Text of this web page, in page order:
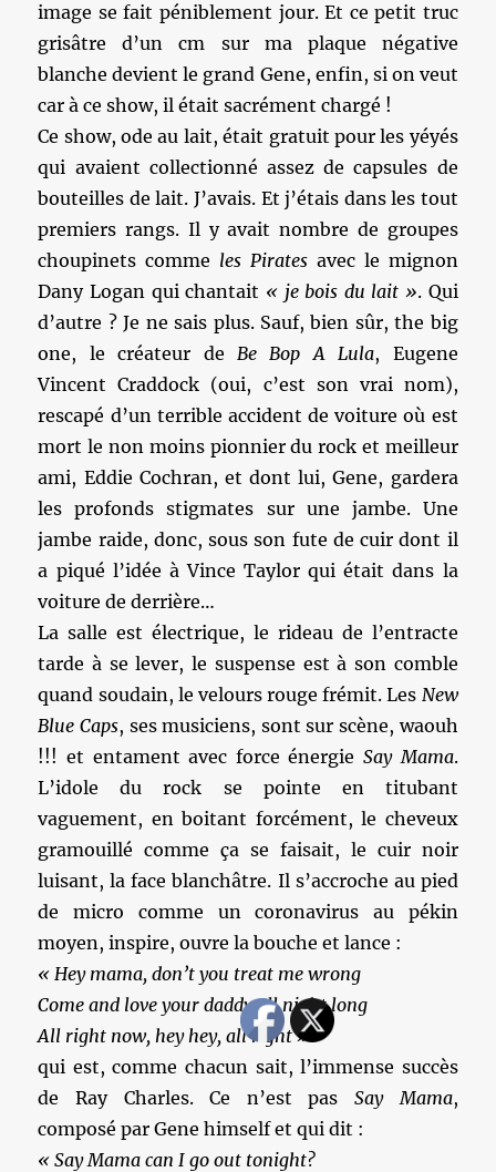
image se fait péniblement jour. Et ce petit truc
grisâtre d’un cm sur ma plaque négative
blanche devient le grand Gene, enfin, si on veut
car à ce show, il était sacrément chargé !
Ce show, ode au lait, était gratuit pour les yéyés
qui avaient collectionné assez de capsules de
bouteilles de lait. J’avais. Et j’étais dans les tout
premiers rangs. Il y avait nombre de groupes
choupinets comme les Pirates avec le mignon
Dany Logan qui chantait « je bois du lait ». Qui
d’autre ? Je ne sais plus. Sauf, bien sûr, the big
one, le créateur de Be Bop A Lula, Eugene
Vincent Craddock (oui, c’est son vrai nom),
rescapé d’un terrible accident de voiture où est
mort le non moins pionnier du rock et meilleur
ami, Eddie Cochran, et dont lui, Gene, gardera
les profonds stigmates sur une jambe. Une
jambe raide, donc, sous son fute de cuir dont il
a piqué l’idée à Vince Taylor qui était dans la
voiture de derrière…
La salle est électrique, le rideau de l’entracte
tarde à se lever, le suspense est à son comble
quand soudain, le velours rouge frémit. Les New
Blue Caps, ses musiciens, sont sur scène, waouh
!!! et entament avec force énergie Say Mama.
L’idole du rock se pointe en titubant
vaguement, en boitant forcément, le cheveux
gramouillé comme ça se faisait, le cuir noir
luisant, la face blanchâtre. Il s’accroche au pied
de micro comme un coronavirus au pékin
moyen, inspire, ouvre la bouche et lance :
« Hey mama, don’t you treat me wrong
Come and love your daddy all night long
All right now, hey hey, all right »
qui est, comme chacun sait, l’immense succès
de Ray Charles. Ce n’est pas Say Mama,
composé par Gene himself et qui dit :
« Say Mama can I go out tonight?